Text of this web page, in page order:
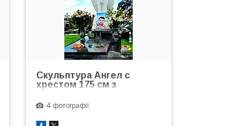
Скульптура Ангел с
хрестом 175 см з
4